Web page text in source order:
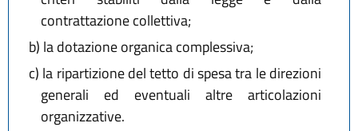
contrattazione collettiva;
b) la dotazione organica complessiva;
c) la ripartizione del tetto di spesa tra le direzioni
generali ed eventuali altre articolazioni
organizzative.